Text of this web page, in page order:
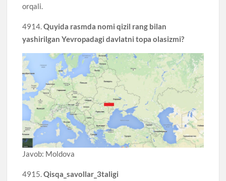
orqali.
4914.Quyida rasmda nomi qizil rang bilan
yashirilgan Yevropadagi davlatni topa olasizmi?
Javob: Moldova
4915.Qisqa_savollar_3taligi